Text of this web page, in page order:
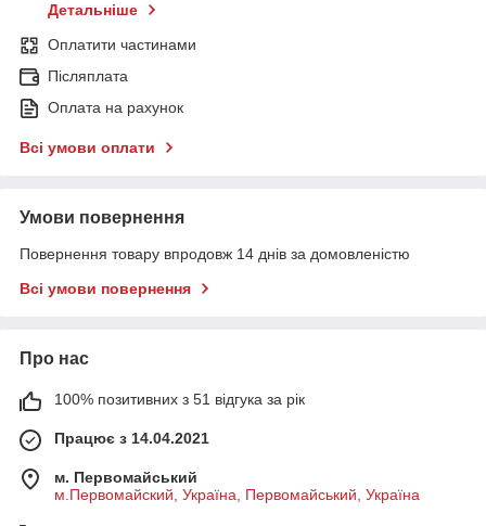
Детальніше
Оплатити частинами
Післяплата
Оплата на рахунок
Всі умови оплати
Умови повернення
Повернення товару впродовж 14 днів за домовленістю
Всі умови повернення
Про нас
100% позитивних з 51 відгука за рік
Працює з 14.04.2021
м. Первомайський
м.Первомайский, Україна, Первомайський, Україна